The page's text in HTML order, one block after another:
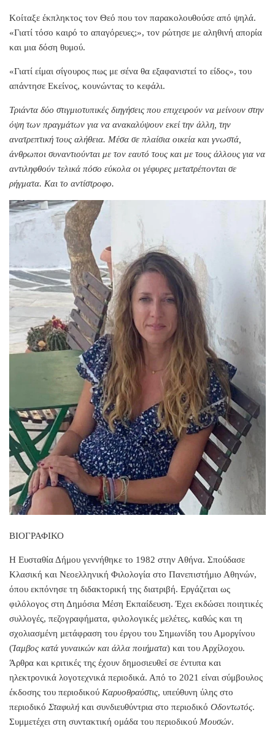
Κοίταξε έκπληκτος τον Θεό που τον παρακολουθούσε από ψηλά.
«Γιατί τόσο καιρό το απαγόρευες;», τον ρώτησε με αληθινή απορία
και μια δόση θυμού.
«Γιατί είμαι σίγουρος πως με σένα θα εξαφανιστεί το είδος», του
απάντησε Εκείνος, κουνώντας το κεφάλι.
Τριάντα δύο στιγμιοτυπικές διηγήσεις που επιχειρούν να μείνουν στην
όψη των πραγμάτων για να ανακαλύψουν εκεί την άλλη, την
ανατρεπτική τους αλήθεια. Μέσα σε πλαίσια οικεία και γνωστά,
άνθρωποι συναντιούνται με τον εαυτό τους και με τους άλλους για να
αντιληφθούν τελικά πόσο εύκολα οι γέφυρες μετατρέπονται σε
ρήγματα. Και το αντίστροφο.
ΒΙΟΓΡΑΦΙΚΟ
Η Ευσταθία Δήμου γεννήθηκε το 1982 στην Αθήνα. Σπούδασε
Κλασική και Νεοελληνική Φιλολογία στο Πανεπιστήμιο Αθηνών,
όπου εκπόνησε τη διδακτορική της διατριβή. Εργάζεται ως
φιλόλογος στη Δημόσια Μέση Εκπαίδευση. Έχει εκδώσει ποιητικές
συλλογές, πεζογραφήματα, φιλολογικές μελέτες, καθώς και τη
σχολιασμένη μετάφραση του έργου του Σημωνίδη του Αμοργίνου
(Ίαμβος κατά γυναικών και άλλα ποιήματα) και του Αρχίλοχου.
Άρθρα και κριτικές της έχουν δημοσιευθεί σε έντυπα και
ηλεκτρονικά λογοτεχνικά περιοδικά. Από το 2021 είναι σύμβουλος
έκδοσης του περιοδικού Καρυοθραύστις, υπεύθυνη ύλης στο
περιοδικό Σταφυλή και συνδιευθύντρια στο περιοδικό Οδοντωτός.
Συμμετέχει στη συντακτική ομάδα του περιοδικού Μουσών.